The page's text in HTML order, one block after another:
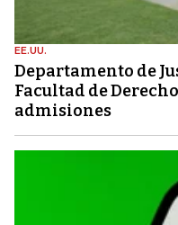
EE.UU.
Departamento de
Facultad de
admisiones